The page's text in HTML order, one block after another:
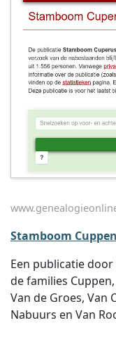
Stamboom Cuppen
Een publicatie
de families
Van de Groes, Van
Nabuurs en Van